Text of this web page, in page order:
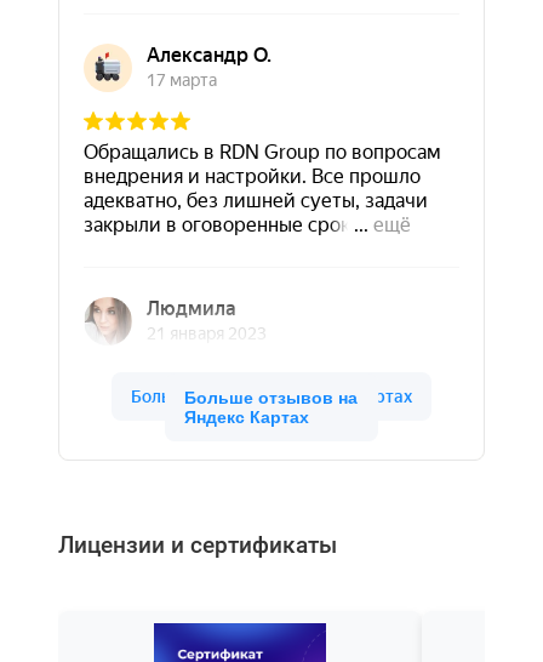
Больше отзывов на
Яндекс Картах
Лицензии и сертификаты